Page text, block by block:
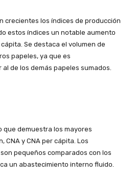
crecientes los índices de producción
estos índices un notable aumento
Se destaca el volumen de
papeles, ya que es
de los demás papeles sumados.
que demuestra los mayores
CNA y CNA per cápita. Los
pequeños comparados con los
un abastecimiento interno fluido.